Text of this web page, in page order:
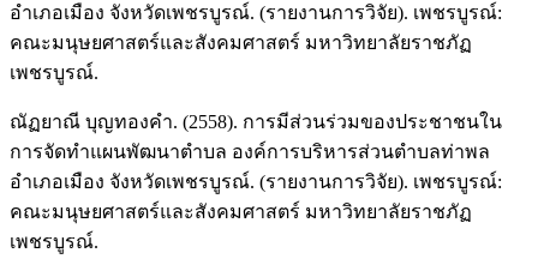
อำเภอเมือง จังหวัดเพชรบูรณ์. (รายงานการวิจัย). เพชรบูรณ์:
คณะมนุษยศาสตร์และสังคมศาสตร์ มหาวิทยาลัยราชภัฏ
เพชรบูรณ์.
ณัฏยาณี บุญทองคำ. (2558). การมีส่วนร่วมของประชาชนใน
การจัดทำแผนพัฒนาตำบล องค์การบริหารส่วนตำบลท่าพล
อำเภอเมือง จังหวัดเพชรบูรณ์. (รายงานการวิจัย). เพชรบูรณ์:
คณะมนุษยศาสตร์และสังคมศาสตร์ มหาวิทยาลัยราชภัฏ
เพชรบูรณ์.